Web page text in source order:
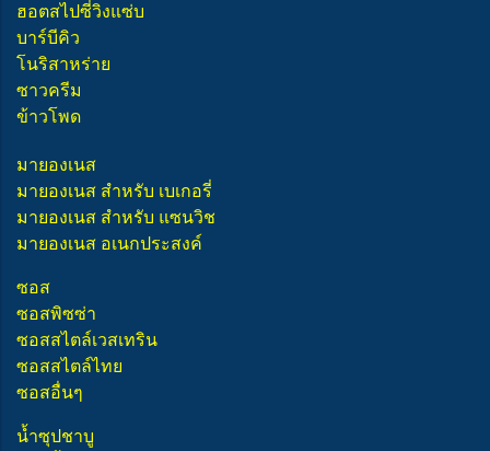
ฮอตสไปซี่วิงแซ่บ
บาร์บีคิว
โนริสาหร่าย
ซาวครีม
ข้าวโพด
มายองเนส
มายองเนส สำหรับ เบเกอรี่
มายองเนส สำหรับ แซนวิช
มายองเนส อเนกประสงค์
ซอส
ซอสพิซซ่า
ซอสสไตล์เวสเทริน
ซอสสไตล์ไทย
ซอสอื่นๆ
น้ำซุปชาบู